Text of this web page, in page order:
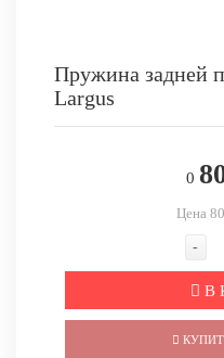
Пружина задней
Largus
0
Цена
-
В